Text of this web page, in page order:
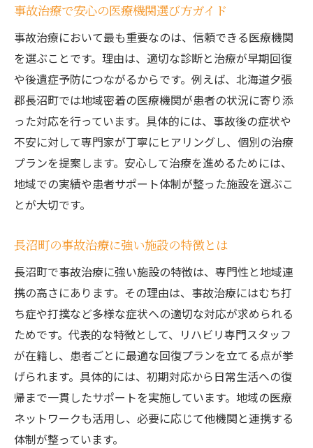
安心できる事故治療の受け方と流れを解説
事故治療ナビ活用で後悔しない医療選び
事故治療で重視したいカウンセリング体制
地域の事故治療支援サービス紹介と活用術
事故治療における通いやすさの工夫ポイン
ト
交通事故後の治療方針に迷った際のポイント解
事故治療方針を決める際の判断基準とは
事故治療で相談すべき医療スタッフの特徴
事故治療ナビで治療方針を比較するメリッ
ト
リハビリ含む事故治療の適切な開始時期
事故治療迷いを解決するプロの選び方
後遺症を防ぐための事故治療アドバイス
事故治療で後遺症予防を徹底する方法
むち打ち対策に有効な事故治療の流れ
事故治療ナビで後遺症リスクを低減しよう
事故治療で安心の医療機関選び方ガイド
事故治療において最も重要なのは、信頼できる医療機関
を選ぶことです。理由は、適切な診断と治療が早期回復
や後遺症予防につながるからです。例えば、北海道夕張
郡長沼町では地域密着の医療機関が患者の状況に寄り添
った対応を行っています。具体的には、事故後の症状や
不安に対して専門家が丁寧にヒアリングし、個別の治療
プランを提案します。安心して治療を進めるためには、
地域での実績や患者サポート体制が整った施設を選ぶこ
とが大切です。
長沼町の事故治療に強い施設の特徴とは
長沼町で事故治療に強い施設の特徴は、専門性と地域連
携の高さにあります。その理由は、事故治療にはむち打
ち症や打撲など多様な症状への適切な対応が求められる
ためです。代表的な特徴として、リハビリ専門スタッフ
が在籍し、患者ごとに最適な回復プランを立てる点が挙
げられます。具体的には、初期対応から日常生活への復
帰まで一貫したサポートを実施しています。地域の医療
ネットワークも活用し、必要に応じて他機関と連携する
体制が整っています。